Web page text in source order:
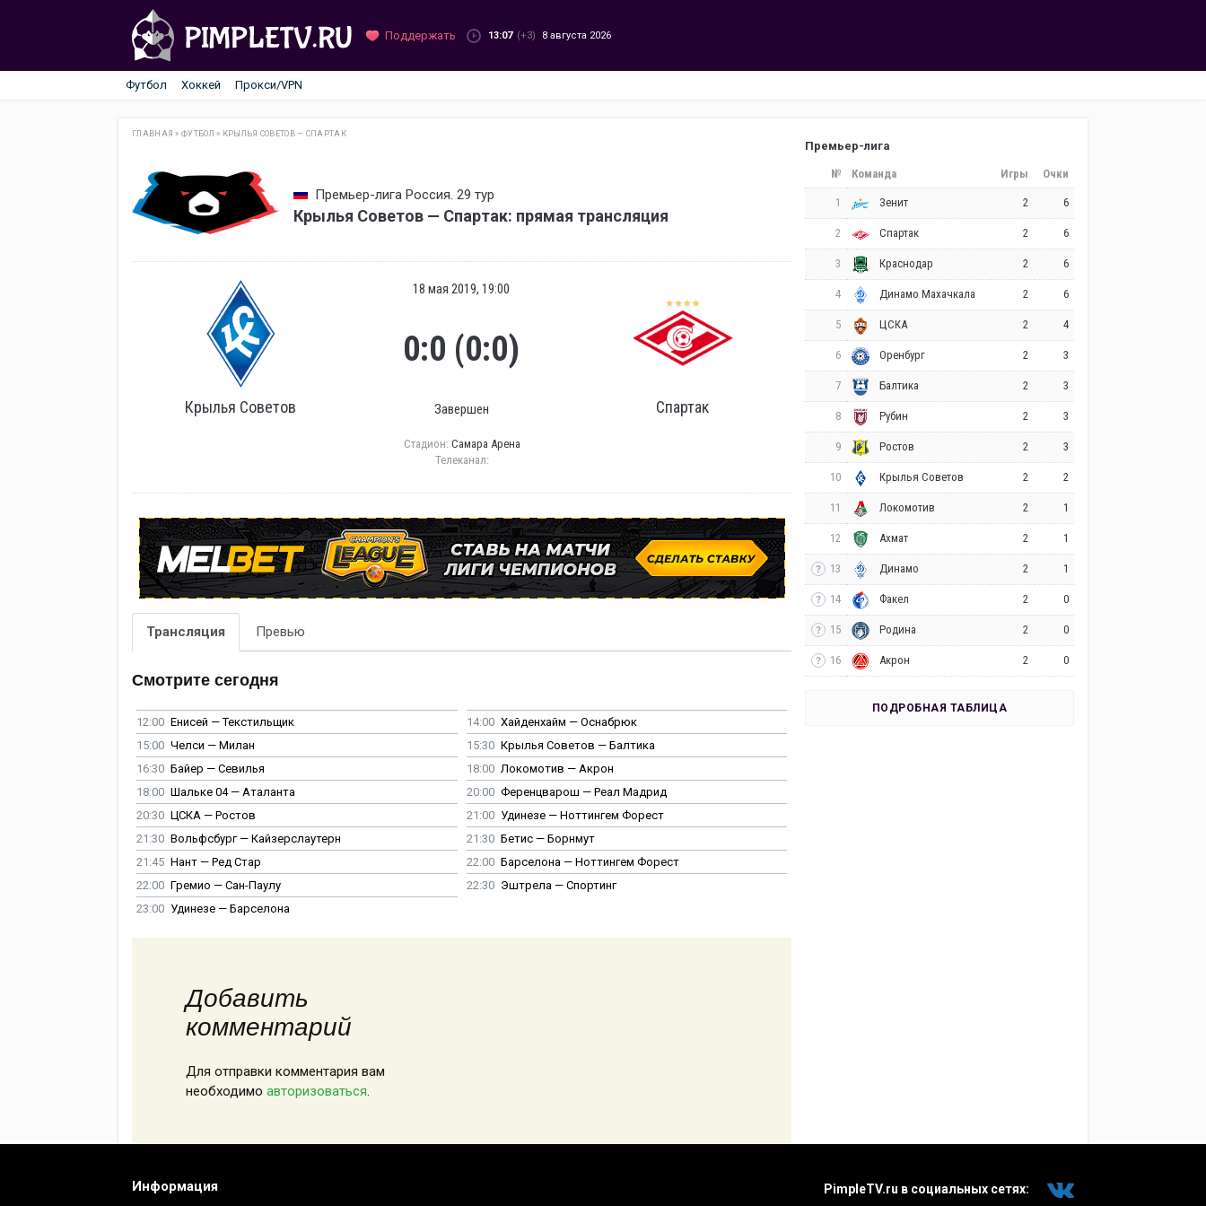
Поддержать 13:07 (+3) 8 августа 2026
Футбол Хоккей Прокси/VPN
ГЛАВНАЯ »ФУТБОЛ » КРЫЛЬЯ СОВЕТОВ — СПАРТАК
Премьер-лига Россия. 29 тур
Крылья Советов — Спартак: прямая трансляция
Крылья Советов
18 мая 2019, 19:00
0:0 (0:0)
Завершен Спартак
Стадион: Самара Арена
Телеканал:
Трансляция Превью
Смотрите сегодня
12:00 Енисей — Текстильщик 14:00 Хайденхайм — Оснабрюк
15:00 Челси — Милан 15:30 Крылья Советов — Балтика
16:30 Байер — Севилья 18:00 Локомотив — Акрон
18:00 Шальке 04 — Аталанта 20:00 Ференцварош — Реал Мадрид
20:30 ЦСКА — Ростов 21:00 Удинезе — Ноттингем Форест
21:30 Вольфсбург — Кайзерслаутерн 21:30 Бетис — Борнмут
21:45 Нант — Ред Стар 22:00 Барселона — Ноттингем Форест
22:00 Гремио — Сан-Паулу 22:30 Эштрела — Спортинг
23:00 Удинезе — Барселона
Добавить
комментарий
Для отправки комментария вам
необходимо авторизоваться.
Премьер-лига
№ Команда Игры Очки
1 Зенит 2 6
2 Спартак 2 6
3 Краснодар 2 6
4 Динамо Махачкала 2 6
5 ЦСКА 2 4
6 Оренбург 2 3
7 Балтика 2 3
8 Рубин 2 3
9 Ростов 2 3
10 Крылья Советов 2 2
11 Локомотив 2 1
12 Ахмат 2 1
13 Динамо 2 1
14 Факел 2 0
15 Родина 2 0
16 Акрон 2 0
ПОДРОБНАЯ ТАБЛИЦА
Информация PimpleTV.ru в социальных сетях: